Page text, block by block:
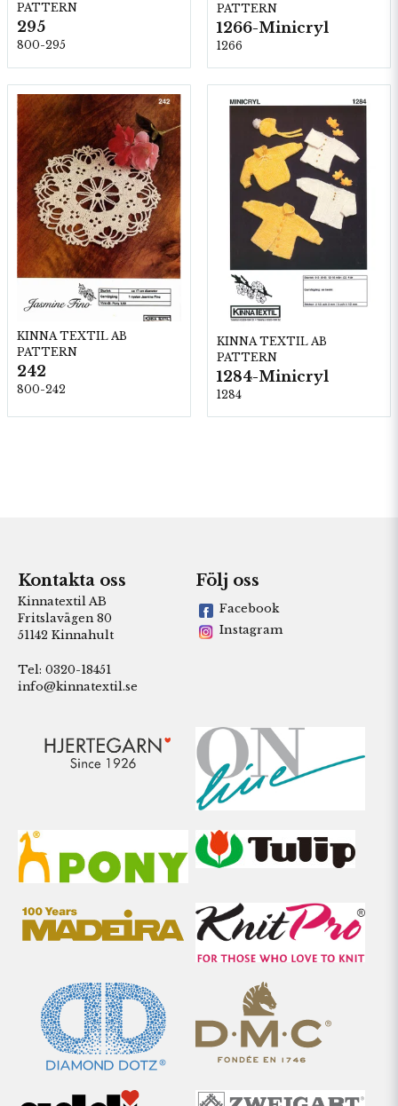
PATTERN
295
800-295
PATTERN
1266-Minicryl
1266
KINNA TEXTIL AB
PATTERN
242
800-242
KINNA TEXTIL AB
PATTERN
1284-Minicryl
1284
Kontakta oss
Kinnatextil AB
Fritslavägen 80
51142 Kinnahult
Tel: 0320-18451
info@kinnatextil.se
Följ oss
Facebook
Instagram